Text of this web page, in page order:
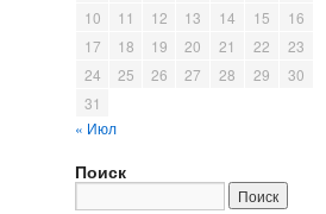
« Июл
10
11 12 13 14 15
16
17
18 19 20 21 22
23
24
25 26 27 28 29
30
31
Поиск